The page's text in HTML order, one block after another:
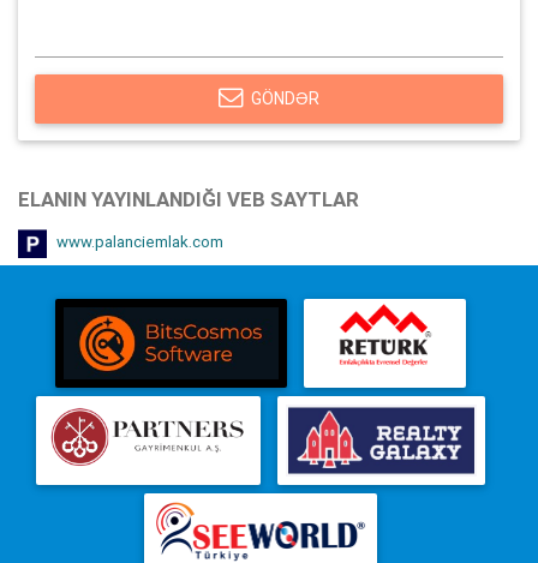
GÖNDƏR
ELANIN YAYINLANDIĞI VEB SAYTLAR
www.palanciemlak.com